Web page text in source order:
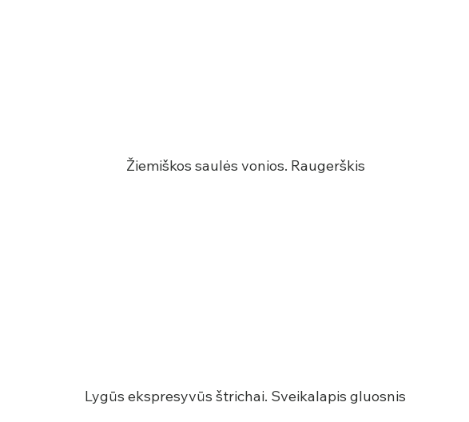
Žiemiškos saulės vonios. Raugerškis
Lygūs ekspresyvūs štrichai. Sveikalapis gluosnis